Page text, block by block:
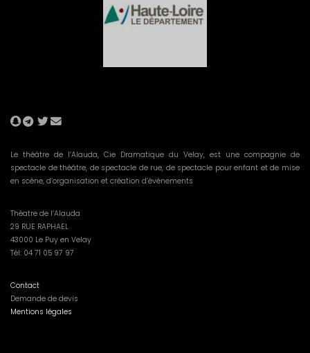
Le théâtre de l’Alauda, Cie Dramatique du Velay, est une compagnie de
spectacle de théâtre, de spectacle de rue, de spectacle pour enfant et de mise
en scène, d’organisation et création d’événements
Théatre de l’Alauda
29 RUE RAPHAEL
43000 Le Puy en Velay
Tél: 04 71 05 97 97
Contact
Demande de devis
Mentions légales